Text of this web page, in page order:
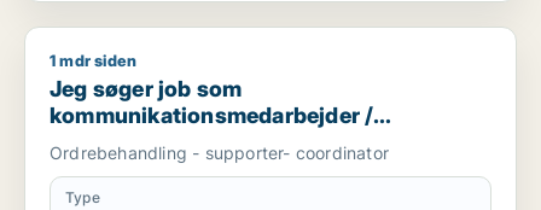
Jeg søger job som kommunikationsmedarbejder /
1 mdr siden
Jeg søger job som
kommunikationsmedarbejder /
kundeservicemedarbejder
Ordrebehandling - supporter- coordinator
Type